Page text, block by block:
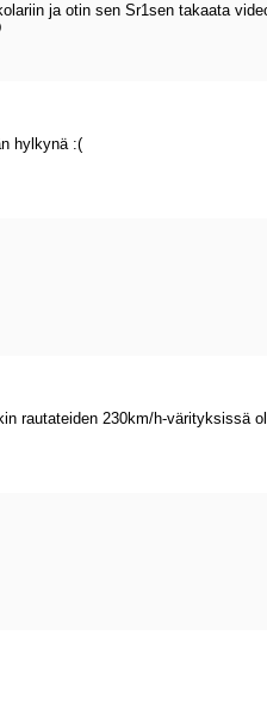
ja otin sen Sr1sen takaata
hylkynä :(
rautateiden 230km/h-värityksissä